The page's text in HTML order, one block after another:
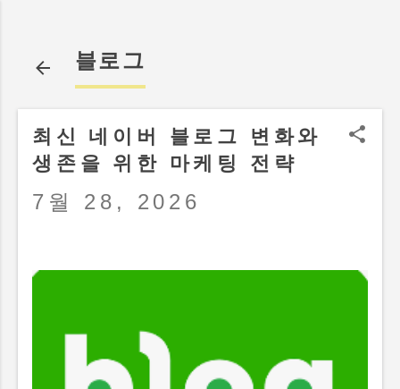
블로그
최신 네이버 블로그 변화와
생존을 위한 마케팅 전략
7월 28, 2026